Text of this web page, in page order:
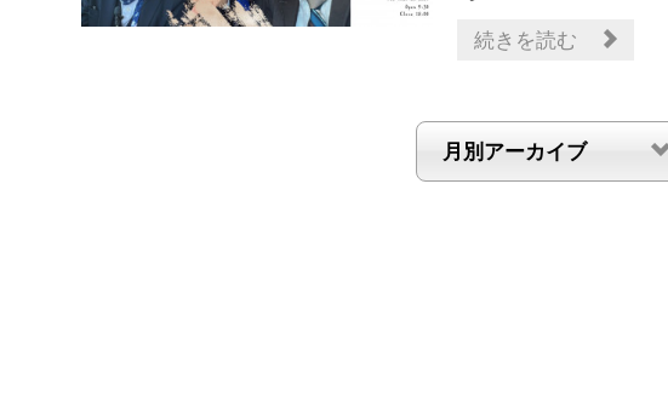
試乗車・展示車
続きを読む